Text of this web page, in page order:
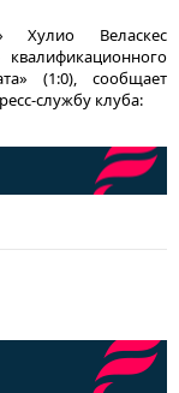
Хулио Веласкес
(1:0), сообщает
службу клуба: